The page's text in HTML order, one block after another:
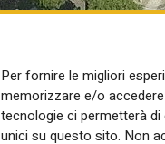
Per fornire le migliori
memorizzare e/o
tecnologie ci permetterà
unici su questo sito. Non